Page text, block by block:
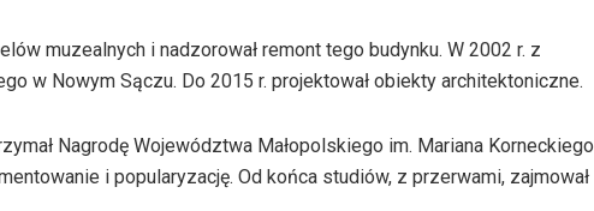
muzealnych i nadzorował remont tego budynku. W 2002 r. z
w Nowym Sączu. Do 2015 r. projektował obiekty architektoniczne.
Nagrodę Województwa Małopolskiego im. Mariana Korneckiego
i popularyzację. Od końca studiów, z przerwami, zajmował